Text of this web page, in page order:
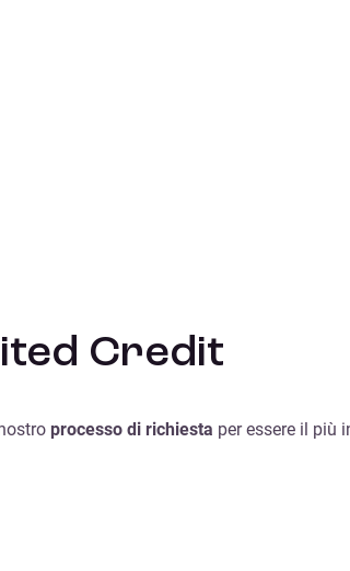
Credit
processo di richiesta per essere il più